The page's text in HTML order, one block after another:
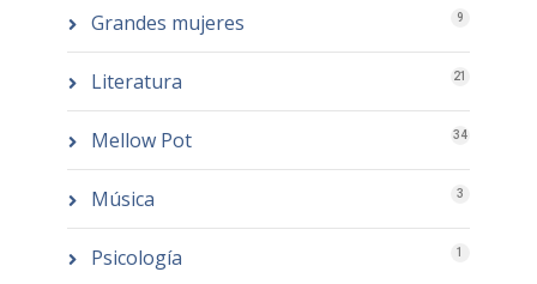
Grandes mujeres 9
Literatura 21
Mellow Pot 34
Música 3
Psicología 1